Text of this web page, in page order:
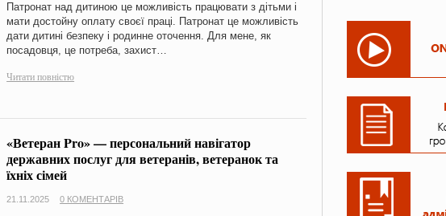
Патронат над дитиною це можливість працювати з дітьми і
мати достойну оплату своєї праці. Патронат це можливість
дати дитині безпеку і родинне оточення. Для мене, як
посадовця, це потреба, захист…
Читати повністю
«Ветеран Pro» — персональний навігатор
державних послуг для ветеранів, ветеранок та
їхніх сімей
21.11.2025 0 КОМЕНТАРІВ